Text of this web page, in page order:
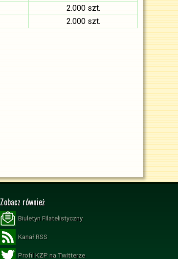
2.000 szt.
2.000 szt.
Zobacz również
Biuletyn Filatelistyczny
Kanał RSS
Profil KZP na Twitterze